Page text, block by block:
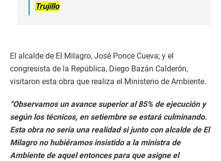
Trujillo
El alcalde de El Milagro, José Ponce Cueva; y el
congresista de la República, Diego Bazán Calderón,
visitaron esta obra que realiza el Ministerio de Ambiente.
“Observamos un avance superior al 85% de ejecución y
según los técnicos, en setiembre se estará culminando.
Esta obra no sería una realidad si junto con alcalde de El
Milagro no hubiéramos insistido a la ministra de
Ambiente de aquel entonces para que asigne el